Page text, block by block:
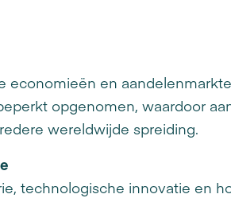
economieën en
opgenomen, waardoor
wereldwijde spreiding.
technologische innovatie en